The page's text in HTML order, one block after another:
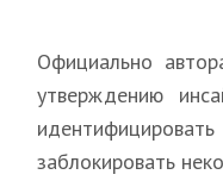
Официально
утверждению
заблокировать